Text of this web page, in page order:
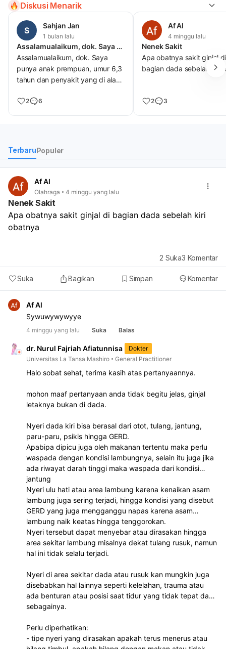
Diskusi Menarik
S Sahjan Jan
1 bulan lalu
Assalamualaikum, dok. Saya punya anak prempuan, umur 6,3 tahun dan
Assalamualaikum, dok. Saya
punya anak prempuan, umur 6,3
tahun dan penyakit yang di alami
dikelopak mata bagian atas dok
2 6
Af Al
4 minggu lalu
Nenek Sakit
Apa obatnya sakit ginjal di
bagian dada sebelah kiri
2 3
TerbaruPopuler
Af Al
Olahraga 4 minggu yang lalu
Nenek Sakit
Apa obatnya sakit ginjal di bagian dada sebelah kiri
obatnya
Suka Bagikan Simpan Komentar
2 Suka3 Komentar
Af Al
Sywuwywywyye
4 minggu yang lalu Suka Balas
dr. Nurul Fajriah Afiatunnisa
Dokter
Universitas La Tansa Mashiro
General Practitioner
Halo sobat sehat, terima kasih atas pertanyaannya.
mohon maaf pertanyaan anda tidak begitu jelas, ginjal
letaknya bukan di dada.
Nyeri dada kiri bisa berasal dari otot, tulang, jantung,
paru-paru, psikis hingga GERD.
Apabipa dipicu juga oleh makanan tertentu maka perlu
waspada dengan kondisi lambungnya, selain itu juga jika
ada riwayat darah tinggi maka waspada dari kondisi
jantung
Nyeri ulu hati atau area lambung karena kenaikan asam
lambung juga sering terjadi, hingga kondisi yang disebut
GERD yang juga mengganggu napas karena asam
lambung naik keatas hingga tenggorokan.
Nyeri tersebut dapat menyebar atau dirasakan hingga
area sekitar lambung misalnya dekat tulang rusuk, namun
hal ini tidak selalu terjadi.
Nyeri di area sekitar dada atau rusuk kan mungkin juga
disebabkan hal lainnya seperti kelelahan, trauma atau
ada benturan atau posisi saat tidur yang tidak tepat dan
sebagainya.
Perlu diperhatikan:
- tipe nyeri yang dirasakan apakah terus menerus atau